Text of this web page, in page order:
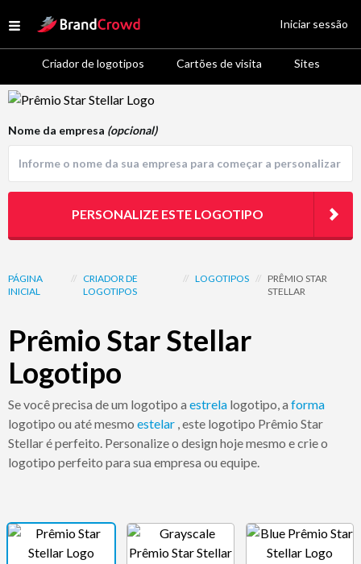
Open menu
Site Logo
Criador de logotipos Cartões de visita Sites
Iniciar sessão
Logo Template Preview
PÁGINA
INICIAL
// CRIADOR DE
LOGOTIPOS
// LOGOTIPOS //
PRÊMIO STAR
STELLAR
Prêmio Star Stellar
Logotipo
Se você precisa de um logotipo a estrela logotipo, a forma
logotipo ou até mesmo estelar , este logotipo Prêmio Star
Stellar é perfeito. Personalize o design hoje mesmo e crie o
logotipo perfeito para sua empresa ou equipe.
Nome da empresa (opcional)
PERSONALIZE ESTE LOGOTIPO